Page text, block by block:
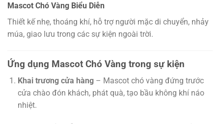
Mascot Chó Vàng Biểu Diễn
Thiết kế nhẹ, thoáng khí, hỗ trợ người mặc di chuyển, nhảy
múa, giao lưu trong các sự kiện ngoài trời.
Ứng dụng Mascot Chó Vàng trong sự kiện
Khai trương cửa hàng– Mascot chó vàng đứng trước
cửa chào đón khách, phát quà, tạo bầu không khí náo
nhiệt.